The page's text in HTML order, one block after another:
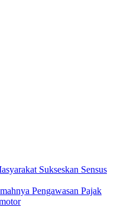
Sukseskan Sensus
Pengawasan Pajak